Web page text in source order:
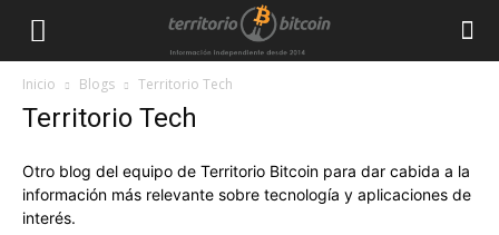
Inicio Blogs Territorio Tech
Territorio Tech
Otro blog del equipo de Territorio Bitcoin para dar cabida a la
información más relevante sobre tecnología y aplicaciones de
interés.